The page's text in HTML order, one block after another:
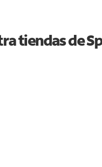
tiendas de